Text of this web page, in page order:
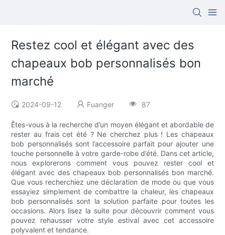
Restez cool et élégant avec des
chapeaux bob personnalisés bon
marché
2024-09-12 Fuanger 87
Êtes-vous à la recherche d’un moyen élégant et abordable de
rester au frais cet été ? Ne cherchez plus ! Les chapeaux
bob personnalisés sont l’accessoire parfait pour ajouter une
touche personnelle à votre garde-robe d’été. Dans cet article,
nous explorerons comment vous pouvez rester cool et
élégant avec des chapeaux bob personnalisés bon marché.
Que vous recherchiez une déclaration de mode ou que vous
essayiez simplement de combattre la chaleur, les chapeaux
bob personnalisés sont la solution parfaite pour toutes les
occasions. Alors lisez la suite pour découvrir comment vous
pouvez rehausser votre style estival avec cet accessoire
polyvalent et tendance.